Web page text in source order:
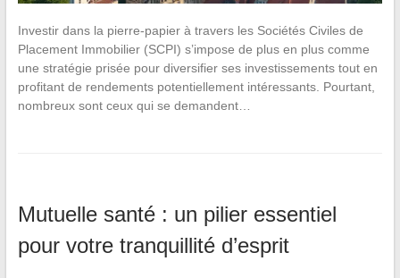
Investir dans la pierre-papier à travers les Sociétés Civiles de
Placement Immobilier (SCPI) s’impose de plus en plus comme
une stratégie prisée pour diversifier ses investissements tout en
profitant de rendements potentiellement intéressants. Pourtant,
nombreux sont ceux qui se demandent…
Mutuelle santé : un pilier essentiel
pour votre tranquillité d’esprit